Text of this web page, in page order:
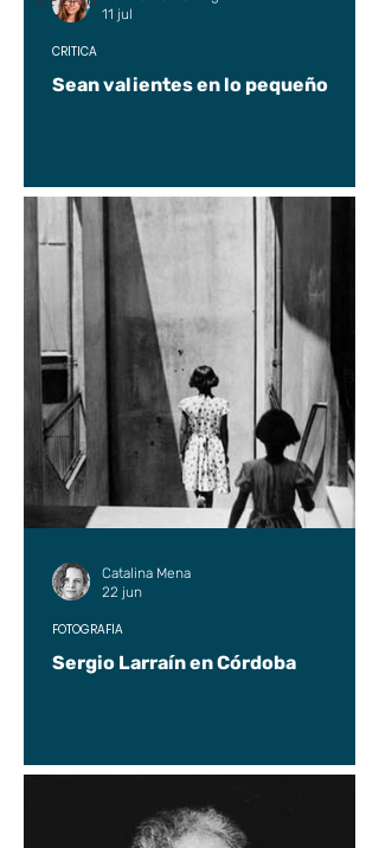
Sean valientes en lo pequeño
CRÍTICA
11 jul
Sergio Larraín en Córdoba
FOTOGRAFÍA
Catalina Mena
22 jun